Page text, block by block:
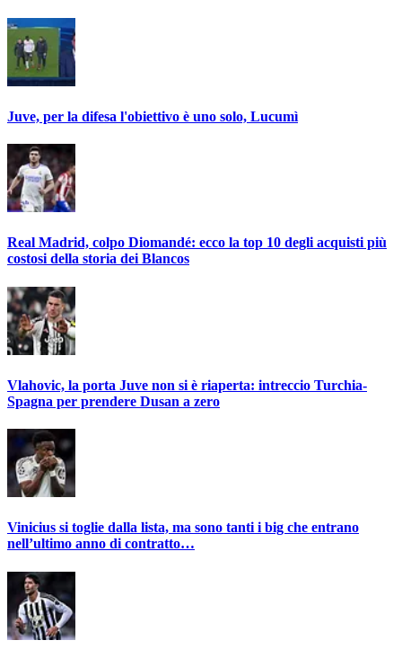
Juve, per la difesa l'obiettivo è uno solo, Lucumì
Real Madrid, colpo Diomandé: ecco la top 10 degli acquisti più
costosi della storia dei Blancos
Vlahovic, la porta Juve non si è riaperta: intreccio Turchia-
Spagna per prendere Dusan a zero
Vinicius si toglie dalla lista, ma sono tanti i big che entrano
nell’ultimo anno di contratto…